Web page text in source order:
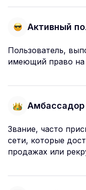
Активный
Пользователь,
имеющий право на
Амбассадор
Звание, часто
сети, которые
продажах или